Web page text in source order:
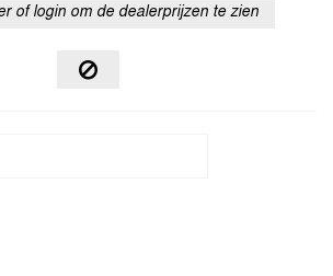
of login om de dealerprijzen te zien